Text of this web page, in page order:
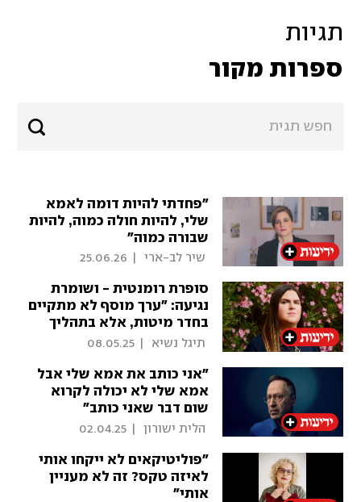
תגיות
ספרות מקור
"פחדתי להיות דומה לאמא
שלי, להיות חולה כמוה, להיות
שבורה כמוה"
שיר לב-ארי 25.06.26
סופרת רומנטית - ושומרת
נגיעה: "ערך מוסף לא מתקיים
בחדר מיטות, אלא בתהליך
שעוברת הדמות"
תיגל נשיא 08.05.25
"אני כותב את אמא שלי אבל
אמא שלי לא יכולה לקרוא
שום דבר שאני כותב"
הלית ישורון 02.04.25
"פוליטיקאים לא ייקחו אותי
לאיזה טקס? זה לא מעניין
אותי"